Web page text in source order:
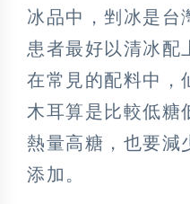
冰品中，剉冰是台
患者最好以清冰配
在常見的配料中，
木耳算是比較低糖
熱量高糖，也要減
添加。